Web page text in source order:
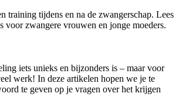
training tijdens en na de zwangerschap. Lees
voor zwangere vrouwen en jonge moeders.
iets unieks en bijzonders is – maar voor
werk! In deze artikelen hopen we je te
te geven op je vragen over het krijgen